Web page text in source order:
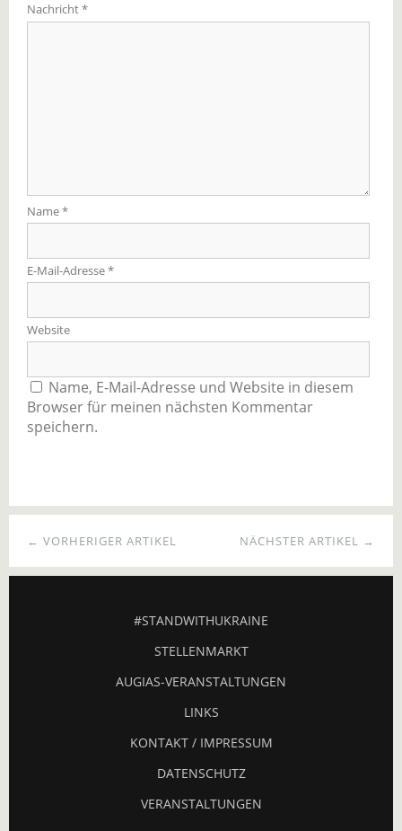
Nachricht*
Name*
E-Mail-Adresse*
Website
Name, E-Mail-Adresse und Website in diesem
Browser für meinen nächsten Kommentar
speichern.
NÄCHSTER ARTIKEL →
← VORHERIGER ARTIKEL
#STANDWITHUKRAINE
STELLENMARKT
AUGIAS-VERANSTALTUNGEN
LINKS
KONTAKT / IMPRESSUM
DATENSCHUTZ
VERANSTALTUNGEN